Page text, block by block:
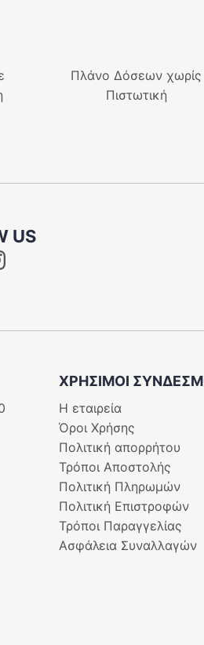
Πλάνο Δόσεων χωρίς
Πιστωτική
US
ΧΡΗΣΙΜΟΙ
Η εταιρεία
Όροι Χρήσης
Πολιτική απορρήτου
Τρόποι Αποστολής
Πολιτική Πληρωμών
Πολιτική Επιστροφών
Τρόποι Παραγγελίας
Ασφάλεια Συναλλαγών